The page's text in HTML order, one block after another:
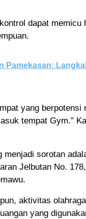
dapat memicu
Pamekasan:
yang berpotensi
tempat Gym.”
menjadi sorotan
Jelbutan No.
aktivitas
yang